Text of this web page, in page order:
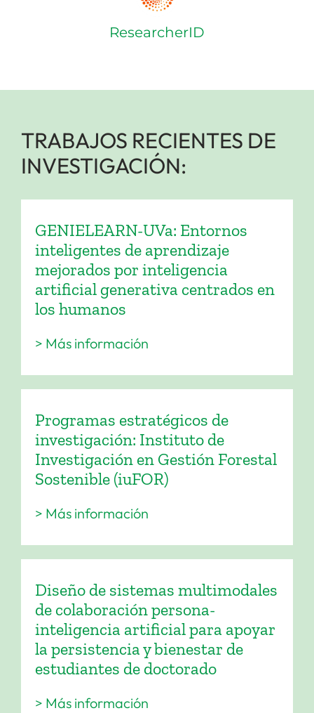
ResearcherID
TRABAJOS RECIENTES DE
INVESTIGACIÓN:
GENIELEARN-UVa: Entornos
inteligentes de aprendizaje
mejorados por inteligencia
artificial generativa centrados en
los humanos
> Más información
Programas estratégicos de
investigación: Instituto de
Investigación en Gestión Forestal
Sostenible (iuFOR)
> Más información
Diseño de sistemas multimodales
de colaboración persona-
inteligencia artificial para apoyar
la persistencia y bienestar de
estudiantes de doctorado
> Más información